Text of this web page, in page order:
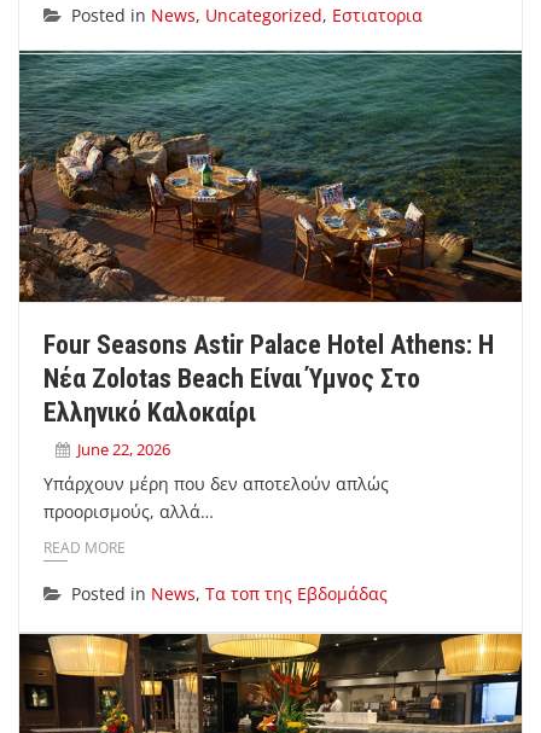
Posted in News, Uncategorized, Εστιατορια
Four Seasons Astir Palace Hotel Athens: Η
Νέα Zolotas Beach Είναι Ύμνος Στο
Ελληνικό Καλοκαίρι
June 22, 2026
Υπάρχουν μέρη που δεν αποτελούν απλώς
προορισμούς, αλλά…
READ MORE
Posted in News, Τα τοπ της Εβδομάδας